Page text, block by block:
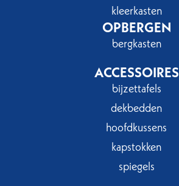
kleerkasten
OPBERGEN
bergkasten
ACCESSOIRES
bijzettafels
dekbedden
hoofdkussens
kapstokken
spiegels